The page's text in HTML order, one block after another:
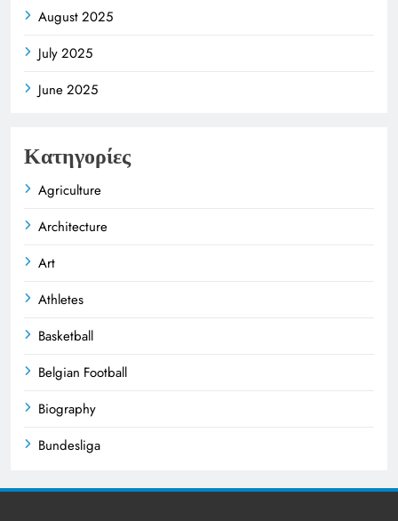
August 2025
July 2025
June 2025
Κατηγορίες
Agriculture
Architecture
Art
Athletes
Basketball
Belgian Football
Biography
Bundesliga